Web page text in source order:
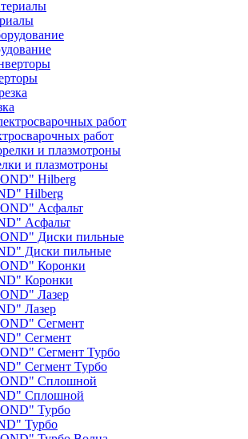
работ
и плазмотроны
Hilberg
Асфальт
Диски пильные
Коронки
Лазер
Сегмент
Сегмент Турбо
Сплошной
Турбо